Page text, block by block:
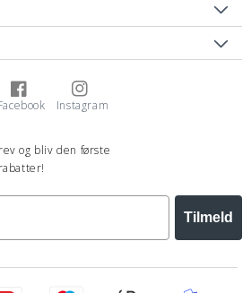
FacebookInstagram
Instagram
og bliv den første
Tilmeld